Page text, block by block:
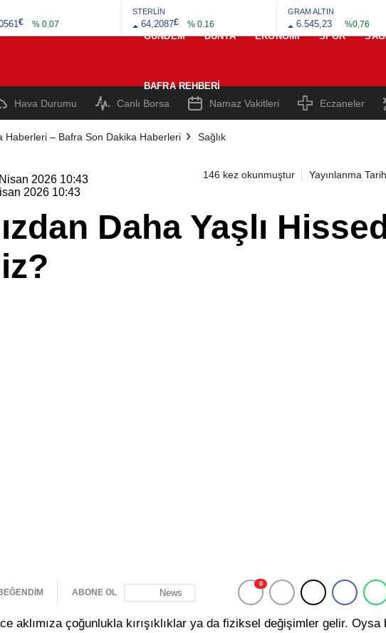
€ % 0.07
STERLİN
64,2087£ % 0.16
GRAM ALTIN
6.545,23 %0,76
GÜNDEM
DÜNYA EKONOMI SPOR
BAFRA REHBERI
Hava Durumu Canlı Borsa Namaz Vakitleri Eczaneler
Haberleri – Bafra Son Dakika Haberleri Sağlık
146 kez okunmuştur Yayınlanma
2026 10:43
2026 10:43
Daha Yaşlı
ABONE OL News
0
aklımıza çoğunlukla kırışıklıklar ya da fiziksel değişimler gelir. Oysa